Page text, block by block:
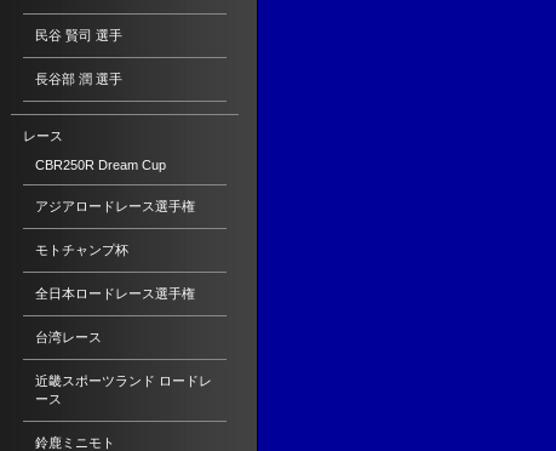
民谷 賢司 選手
長谷部 潤 選手
レース
CBR250R Dream Cup
アジアロードレース選手権
モトチャンプ杯
全日本ロードレース選手権
台湾レース
近畿スポーツランド ロードレ
ース
鈴鹿ミニモト